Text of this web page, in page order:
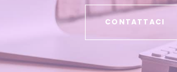
CONTATTACI